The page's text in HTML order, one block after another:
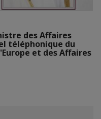
des Affaires
téléphonique du
et des Affaires